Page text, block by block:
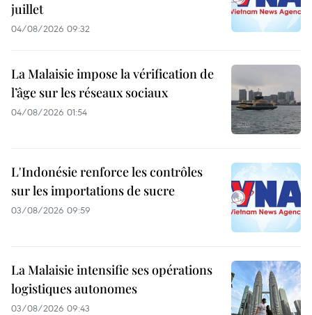
juillet
04/08/2026 09:32
La Malaisie impose la vérification de
l’âge sur les réseaux sociaux
04/08/2026 01:54
L'Indonésie renforce les contrôles
sur les importations de sucre
03/08/2026 09:59
La Malaisie intensifie ses opérations
logistiques autonomes
03/08/2026 09:43